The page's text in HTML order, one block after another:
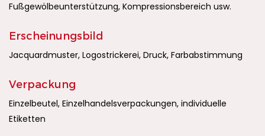
Fußgewölbeunterstützung, Kompressionsbereich usw.
Erscheinungsbild
Jacquardmuster, Logostrickerei, Druck, Farbabstimmung
Verpackung
Einzelbeutel, Einzelhandelsverpackungen, individuelle
Etiketten